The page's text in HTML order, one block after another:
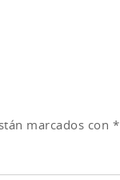
marcados con *